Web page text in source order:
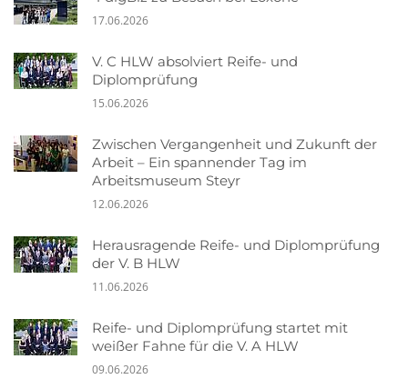
17.06.2026
V. C HLW absolviert Reife- und
Diplomprüfung
15.06.2026
Zwischen Vergangenheit und Zukunft der
Arbeit – Ein spannender Tag im
Arbeitsmuseum Steyr
12.06.2026
Herausragende Reife- und Diplomprüfung
der V. B HLW
11.06.2026
Reife- und Diplomprüfung startet mit
weißer Fahne für die V. A HLW
09.06.2026